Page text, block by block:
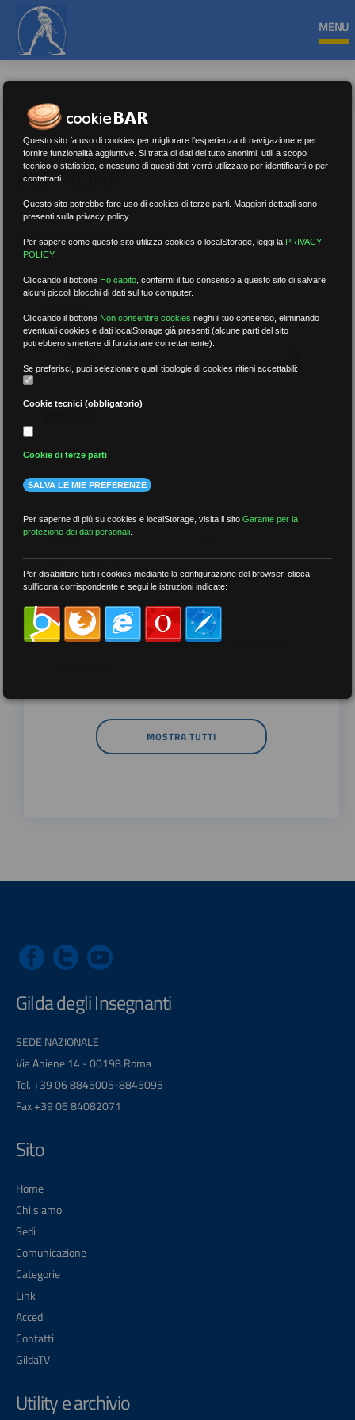
MENU
PENSIONI
Nessun risultato.Rimuovi filtri
per data
più recenti
meno recenti
per tag
##DS ##FGU ##Gilda
MOSTRA TUTTI
Gilda degli Insegnanti
SEDE NAZIONALE
Via Aniene 14 - 00198 Roma
Tel. +39 06 8845005-8845095
Fax +39 06 84082071
Sito
Home
Chi siamo
Sedi
Comunicazione
Categorie
Link
Accedi
Contatti
GildaTV
Utility e archivio
Questo sito fa uso di cookies per migliorare l'esperienza di navigazione e per
fornire funzionalità aggiuntive. Si tratta di dati del tutto anonimi, utili a scopo
tecnico o statistico, e nessuno di questi dati verrà utilizzato per identificarti o per
contattarti.
Questo sito potrebbe fare uso di cookies di terze parti. Maggiori dettagli sono
presenti sulla privacy policy.
Per sapere come questo sito utilizza cookies o localStorage, leggi la PRIVACY
POLICY.
Cliccando il bottone Ho capito ,confermi il tuo consenso a questo sito di salvare
alcuni piccoli blocchi di dati sul tuo computer.
Cliccando il bottone Non consentire cookies neghi il tuo consenso, eliminando
eventuali cookies e dati localStorage già presenti (alcune parti del sito
potrebbero smettere di funzionare correttamente).
Se preferisci, puoi selezionare quali tipologie di cookies ritieni accettabili:
Cookie tecnici (obbligatorio)
Cookie di terze parti
SALVA LE MIE PREFERENZE
Per saperne di più su cookies e localStorage, visita il sitoGarante per la
protezione dei dati personali
Per disabilitare tutti i cookies mediante la configurazione del browser, clicca
sull'icona corrispondente e segui le istruzioni indicate: